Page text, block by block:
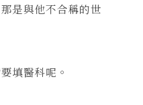
是與他不合稱的世
填醫科呢。